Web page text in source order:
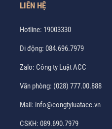
LIÊN HỆ
Hotline: 19003330
Di động: 084.696.7979
Zalo: Công ty Luật ACC
Văn phòng: (028) 777.00.888
Mail: info@congtyluatacc.vn
CSKH: 089.690.7979